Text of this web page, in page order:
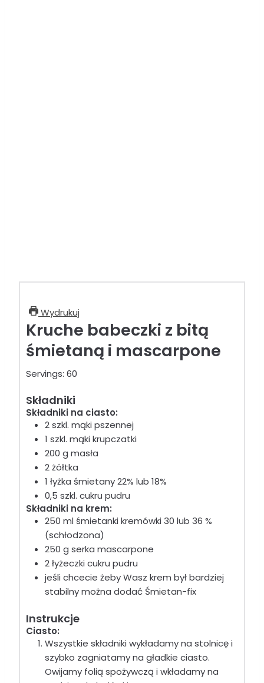
Wydrukuj
Kruche babeczki z bitą
śmietaną i mascarpone
Servings: 60
Składniki
Składniki na ciasto:
2szkl. mąki pszennej
1 szkl. mąki krupczatki
200 g masła
2żółtka
1 łyżka śmietany 22% lub 18%
0,5 szkl. cukru pudru
Składniki na krem:
250 ml śmietanki kremówki 30 lub 36 %
(schłodzona)
250 g serka mascarpone
2łyżeczki cukru pudru
jeśli chcecie żeby Wasz krem był bardziej
stabilny można dodać Śmietan-fix
Instrukcje
Ciasto:
Wszystkie składniki wykładamy na stolnicę i
szybko zagniatamy na gładkie ciasto.
Owijamy folią spożywczą i wkładamy na